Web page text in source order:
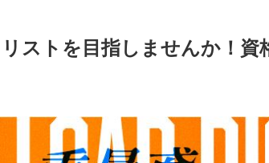
リストを目指しませんか！